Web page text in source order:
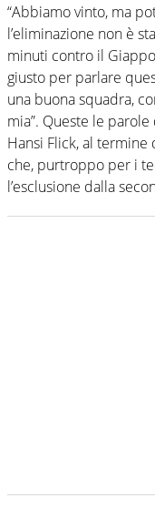
“Abbiamo vinto, ma
l’eliminazione non è
minuti contro il
giusto per parlare
una buona squadra,
mia”. Queste le
Hansi Flick, al termine
che, purtroppo per i
l’esclusione dalla